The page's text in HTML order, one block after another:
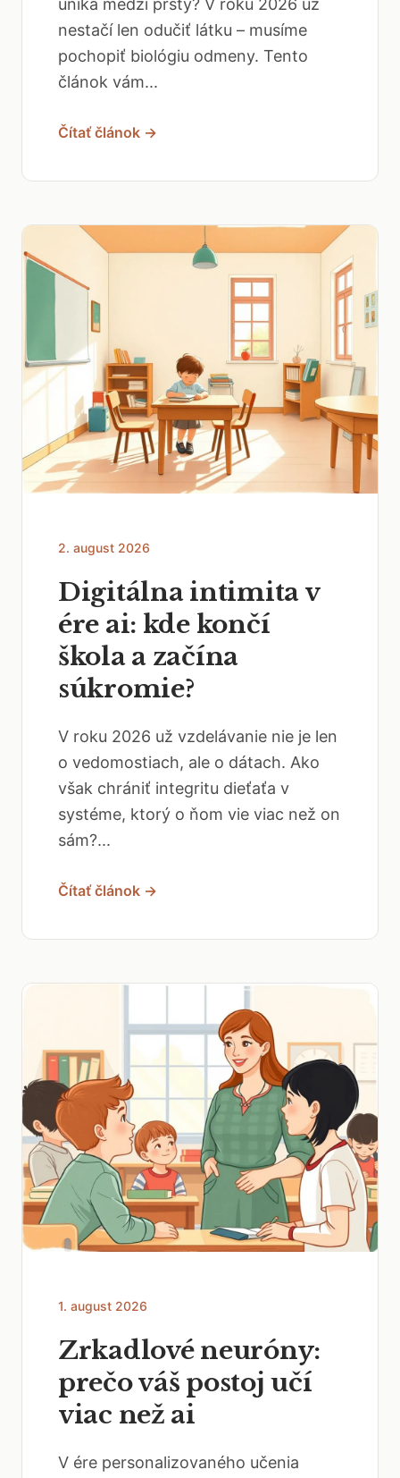
uniká medzi prsty? V roku 2026 už
nestačí len odučiť látku – musíme
pochopiť biológiu odmeny. Tento
článok vám...
Čítať článok →
2. august 2026
Digitálna intimita v
ére ai: kde končí
škola a začína
súkromie?
V roku 2026 už vzdelávanie nie je len
o vedomostiach, ale o dátach. Ako
však chrániť integritu dieťaťa v
systéme, ktorý o ňom vie viac než on
sám?...
Čítať článok →
1. august 2026
Zrkadlové neuróny:
prečo váš postoj učí
viac než ai
V ére personalizovaného učenia